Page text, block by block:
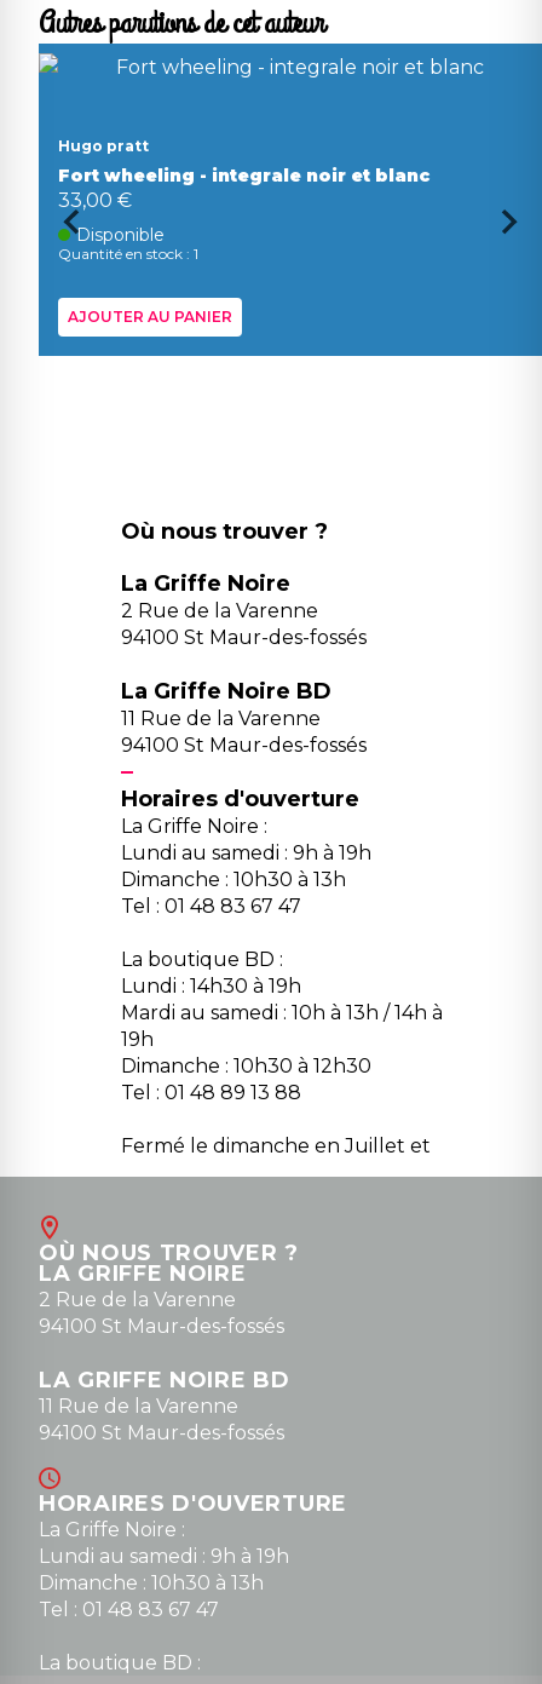
Autres parutions de cet auteur
Hugo pratt
Fort wheeling - integrale noir et blanc
33,00 €
Disponible
Quantité en stock : 1
AJOUTER AU PANIER
Où nous trouver ?
La Griffe Noire
2 Rue de la Varenne
94100 St Maur-des-fossés
La Griffe Noire BD
11 Rue de la Varenne
94100 St Maur-des-fossés
Horaires d'ouverture
La Griffe Noire :
Lundi au samedi : 9h à 19h
Dimanche : 10h30 à 13h
Tel : 01 48 83 67 47
La boutique BD :
Lundi : 14h30 à 19h
Mardi au samedi : 10h à 13h / 14h à
19h
Dimanche : 10h30 à 12h30
Tel : 01 48 89 13 88
Fermé le dimanche en Juillet et
Août
contact@la-griffe-noire.com
0148836747
OÙ NOUS TROUVER ?
LA GRIFFE NOIRE
2 Rue de la Varenne
94100 St Maur-des-fossés
LA GRIFFE NOIRE BD
11 Rue de la Varenne
94100 St Maur-des-fossés
HORAIRES D'OUVERTURE
La Griffe Noire :
Lundi au samedi : 9h à 19h
Dimanche : 10h30 à 13h
Tel : 01 48 83 67 47
La boutique BD :